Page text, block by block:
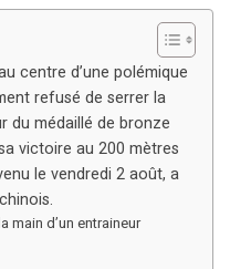
centre d’une polémique
refusé de serrer la
du médaillé de bronze
victoire au 200 mètres
le vendredi 2 août, a
main d’un entraineur